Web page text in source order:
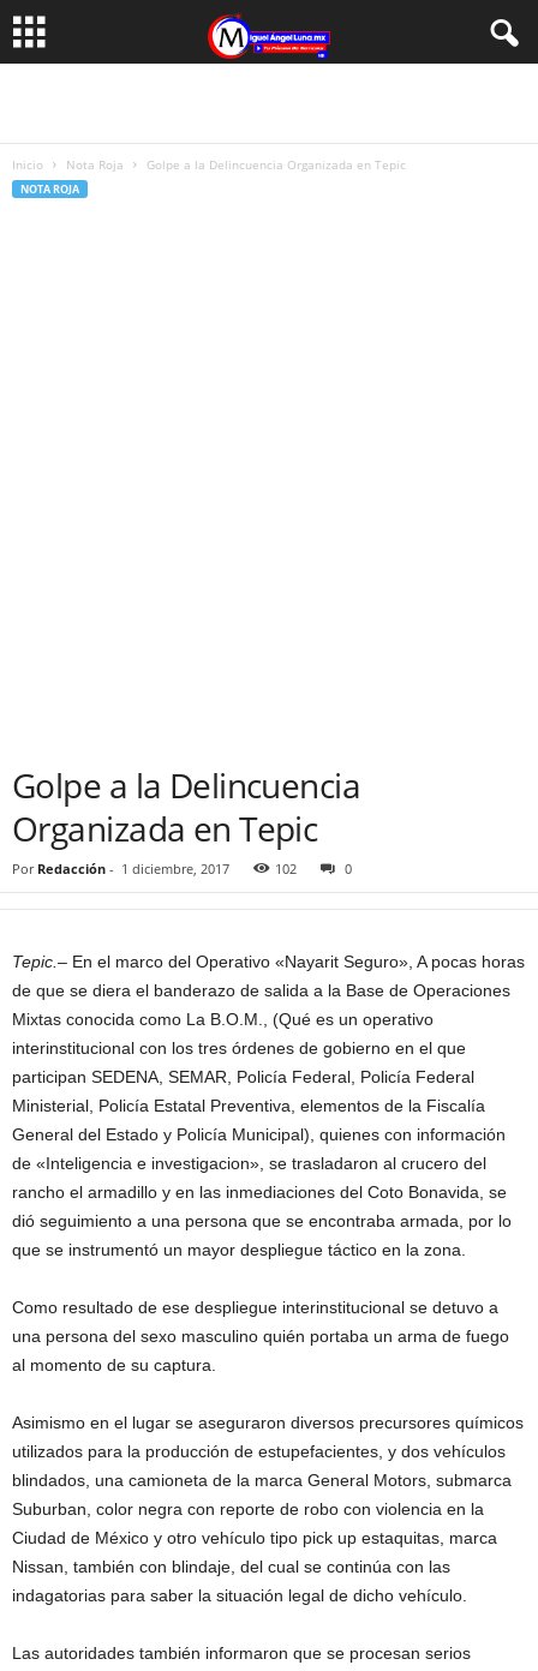
Inicio Nota Roja Golpe a la Delincuencia Organizada en Tepic
NOTA ROJA
Golpe a la Delincuencia
Organizada en Tepic
Por Redacción - 1 diciembre, 2017 102 0
Tepic. – En el marco del Operativo «Nayarit Seguro», A pocas horas
de que se diera el banderazo de salida a la Base de Operaciones
Mixtas conocida como La B.O.M., (Qué es un operativo
interinstitucional con los tres órdenes de gobierno en el que
participan SEDENA, SEMAR, Policía Federal, Policía Federal
Ministerial, Policía Estatal Preventiva, elementos de la Fiscalía
General del Estado y Policía Municipal), quienes con información
de «Inteligencia e investigacion», se trasladaron al crucero del
rancho el armadillo y en las inmediaciones del Coto Bonavida, se
dió seguimiento a una persona que se encontraba armada, por lo
que se instrumentó un mayor despliegue táctico en la zona.
Como resultado de ese despliegue interinstitucional se detuvo a
una persona del sexo masculino quién portaba un arma de fuego
al momento de su captura.
Asimismo en el lugar se aseguraron diversos precursores químicos
utilizados para la producción de estupefacientes, y dos vehículos
blindados, una camioneta de la marca General Motors, submarca
Suburban, color negra con reporte de robo con violencia en la
Ciudad de México y otro vehículo tipo pick up estaquitas, marca
Nissan, también con blindaje, del cual se continúa con las
indagatorias para saber la situación legal de dicho vehículo.
Las autoridades también informaron que se procesan serios